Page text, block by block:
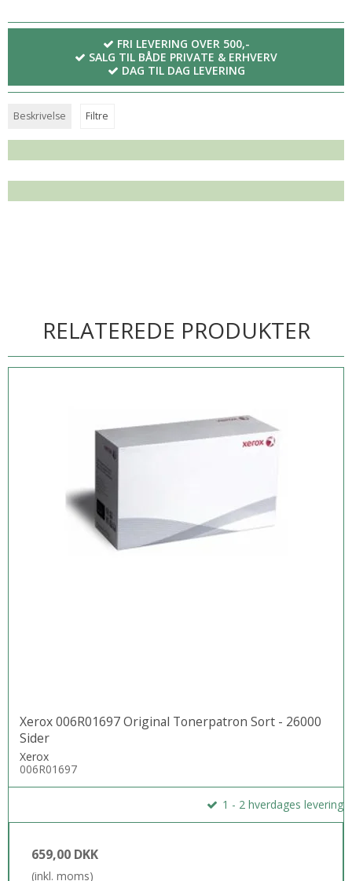
FRI LEVERING OVER 500,-
SALG TIL BÅDE PRIVATE & ERHVERV
DAG TIL DAG LEVERING
Beskrivelse Filtre
RELATEREDE PRODUKTER
Xerox 006R01697 Original Tonerpatron Sort - 26000
Sider
Xerox
006R01697
1 - 2 hverdages levering
659,00 DKK
(inkl. moms)